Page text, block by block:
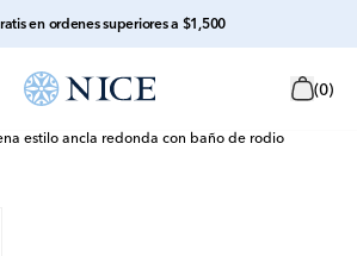
en ordenes superiores a $1,500
(0)
estilo ancla redonda con baño de rodio